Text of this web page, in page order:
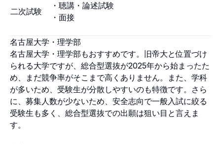
二次試験
・聴講・論述試験
・面接
名古屋大学・理学部
名古屋大学・理学部もおすすめです。旧帝大と位置づけ
られる大学ですが、総合型選抜が2025年から始まったた
め、まだ競争率がそこまで高くありません。また、学科
が多いため、受験生が分散しやすいのも特徴です。さら
に、募集人数が少ないため、安全志向で一般入試に絞る
受験生も多く、総合型選抜での出願は狙い目と言えま
す。